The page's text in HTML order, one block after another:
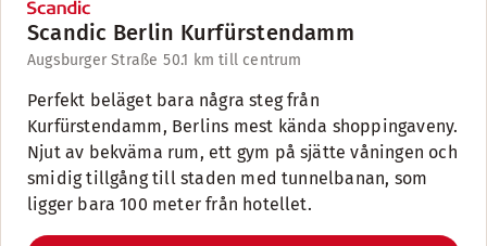
Scandic Berlin Kurfürstendamm
Augsburger Straße 50.1 km till centrum
Perfekt beläget bara några steg från
Kurfürstendamm, Berlins mest kända shoppingaveny.
Njut av bekväma rum, ett gym på sjätte våningen och
smidig tillgång till staden med tunnelbanan, som
ligger bara 100 meter från hotellet.